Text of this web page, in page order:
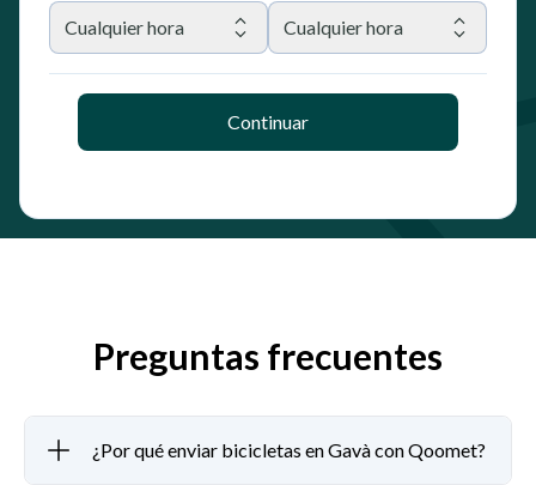
Cualquier hora Cualquier hora
Continuar
Preguntas frecuentes
¿Por qué enviar bicicletas en Gavà con Qoomet?